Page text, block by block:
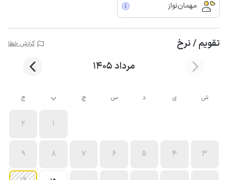
مهمان‌نواز
تقویم / نرخ گزارش خطا
مرداد 1405
ش ی د س چ پ ج
1
2
3
4
5
6
7
8
9